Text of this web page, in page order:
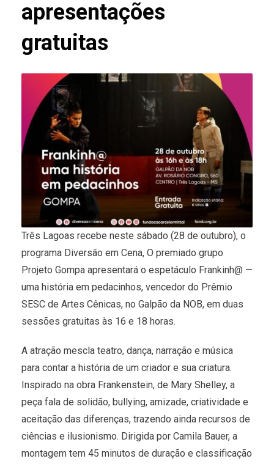
apresentações
gratuitas
Três Lagoas recebe neste sábado (28 de outubro), o
programa Diversão em Cena, O premiado grupo
Projeto Gompa apresentará o espetáculo Frankinh@ —
uma história em pedacinhos, vencedor do Prêmio
SESC de Artes Cênicas, no Galpão da NOB, em duas
sessões gratuitas às 16 e 18 horas.
A atração mescla teatro, dança, narração e música
para contar a história de um criador e sua criatura.
Inspirado na obra Frankenstein, de Mary Shelley, a
peça fala de solidão, bullying, amizade, criatividade e
aceitação das diferenças, trazendo ainda recursos de
ciências e ilusionismo. Dirigida por Camila Bauer, a
montagem tem 45 minutos de duração e classificação